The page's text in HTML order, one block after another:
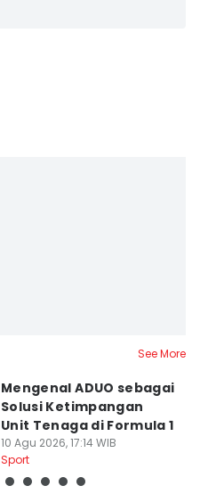
See More
Mengenal ADUO sebagai
Solusi Ketimpangan
Unit Tenaga di Formula 1
10 Agu 2026, 17:14 WIB
Sport